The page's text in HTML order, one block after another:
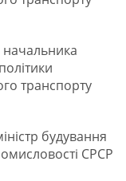
начальника
транспорту
будування
СРСР